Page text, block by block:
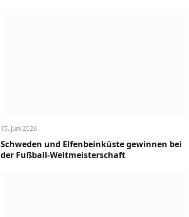
15. Juni 2026
Schweden und Elfenbeinküste gewinnen bei
der Fußball-Weltmeisterschaft